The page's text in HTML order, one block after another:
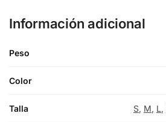
Información adicional
Peso
Color
Talla S, M, L,